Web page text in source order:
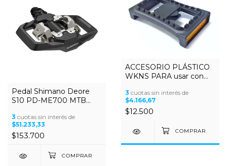
Pedal Shimano Deore
S10 PD-ME700 MTB
3 cuotas sin interés de
$51.233,33
$153.700
ACCESORIO PLÁSTICO
WKNS PARA usar con
PEDALES MTB
3 cuotas sin interés de
$4.166,67
$12.500